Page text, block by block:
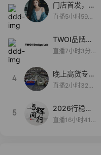
门店首发，秋
款大上新！！
直播5小时59分
TWOI品牌直
播间新款上
直播7小时3分5
4
晚上高货专场
大放漏
直播2小时32分
5
2026行稳致
远
直播16小时41